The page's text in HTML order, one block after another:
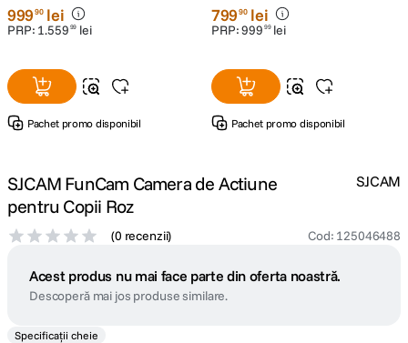
99990 lei
PRP: 1.559 99 lei
Pachet promo disponibil
79990 lei
PRP:999 99 lei
Pachet promo disponibil
SJCAM FunCam Camera de Actiune
pentru Copii Roz
(0 recenzii) Cod: 125046488
SJCAM
Acest produs nu mai face parte din oferta noastră.
Descoperă mai jos produse similare.
Specificații cheie